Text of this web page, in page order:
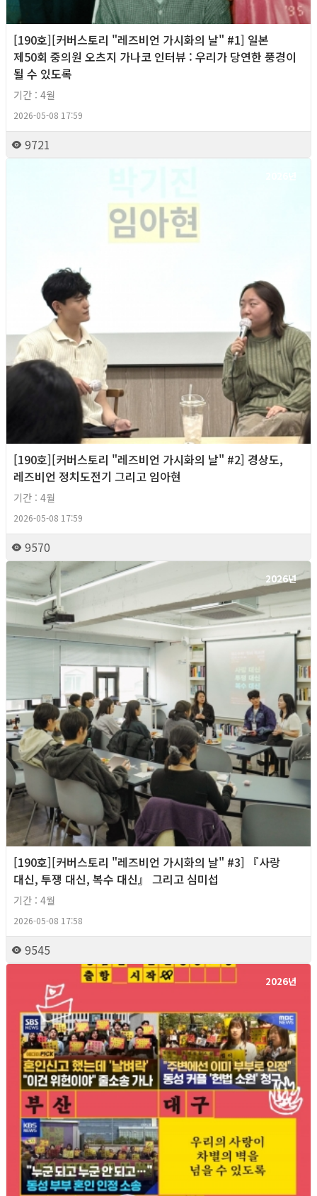
[190호][커버스토리 "레즈비언 가시화의 날" #1] 일본
제50회 중의원 오츠지 가나코 인터뷰 : 우리가 당연한 풍경이
될 수 있도록
기간 : 4월
2026-05-08 17:59
9721
[190호][커버스토리 "레즈비언 가시화의 날" #2] 경상도,
레즈비언 정치도전기 그리고 임아현
기간 : 4월
2026-05-08 17:59
9570
2026년
[190호][커버스토리 "레즈비언 가시화의 날" #3] 『사랑
대신, 투쟁 대신, 복수 대신』 그리고 심미섭
기간 : 4월
2026-05-08 17:58
9545
2026년